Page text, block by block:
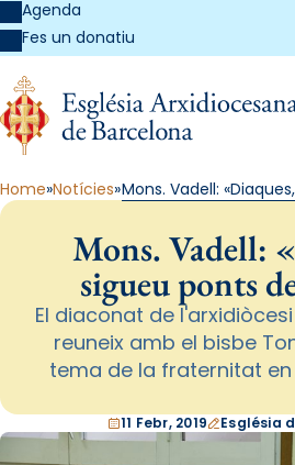
Agenda
Fes un donatiu
Home Notícies Mons. Vadell:
Mons. Vadell:
sigueu ponts
El diaconat de
reuneix amb el bisbe
tema de la fraternitat en
11 Febr, 2019 Església